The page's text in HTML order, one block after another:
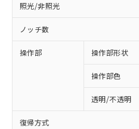
照光/非照光
ノッチ数
操作部 操作部形状
操作部色
透明/不透明
復帰方式